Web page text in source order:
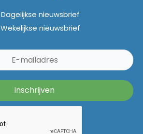
Dagelijkse nieuwsbrief
Wekelijkse nieuwsbrief